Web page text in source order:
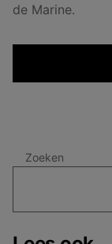
de Marine.
Zoeken